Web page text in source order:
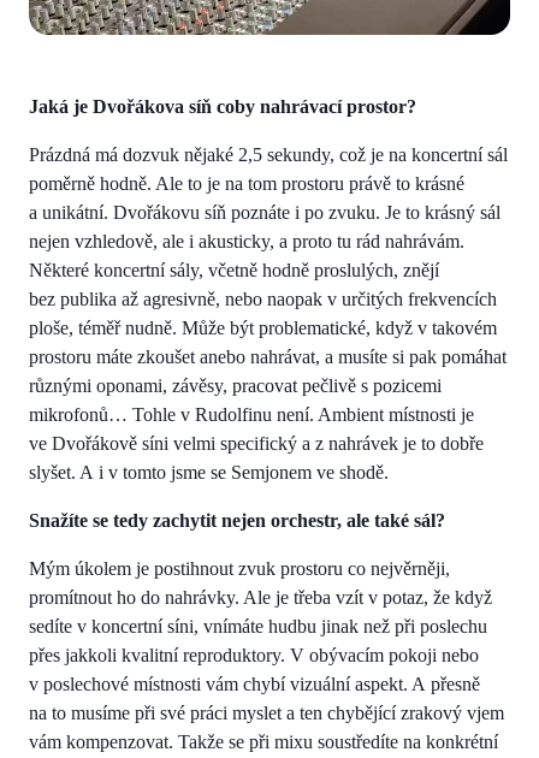
Jaká je Dvořákova síň coby nahrávací prostor?
Prázdná má dozvuk nějaké 2,5 sekundy, což je na koncertní sál
poměrně hodně. Ale to je na tom prostoru právě to krásné
a unikátní. Dvořákovu síň poznáte i po zvuku. Je to krásný sál
nejen vzhledově, ale i akusticky, a proto tu rád nahrávám.
Některé koncertní sály, včetně hodně proslulých, znějí
bez publika až agresivně, nebo naopak v určitých frekvencích
ploše, téměř nudně. Může být problematické, když v takovém
prostoru máte zkoušet anebo nahrávat, a musíte si pak pomáhat
různými oponami, závěsy, pracovat pečlivě s pozicemi
mikrofonů… Tohle v Rudolfinu není. Ambient místnosti je
ve Dvořákově síni velmi specifický a z nahrávek je to dobře
slyšet. A i v tomto jsme se Semjonem ve shodě.
Snažíte se tedy zachytit nejen orchestr, ale také sál?
Mým úkolem je postihnout zvuk prostoru co nejvěrněji,
promítnout ho do nahrávky. Ale je třeba vzít v potaz, že když
sedíte v koncertní síni, vnímáte hudbu jinak než při poslechu
přes jakkoli kvalitní reproduktory. V obývacím pokoji nebo
v poslechové místnosti vám chybí vizuální aspekt. A přesně
na to musíme při své práci myslet a ten chybějící zrakový vjem
vám kompenzovat. Takže se při mixu soustředíte na konkrétní